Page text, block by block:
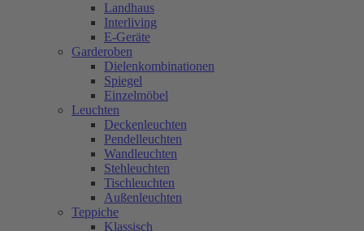
Landhaus
Interliving
E-Geräte
Garderoben
Dielenkombinationen
Spiegel
Einzelmöbel
Leuchten
Deckenleuchten
Pendelleuchten
Wandleuchten
Stehleuchten
Tischleuchten
Außenleuchten
Teppiche
Klassisch